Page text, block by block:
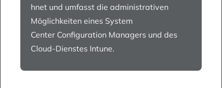
hnet und umfasst die administrativen
Möglichkeiten eines System
Center Configuration Managers und des
Cloud-Dienstes Intune.